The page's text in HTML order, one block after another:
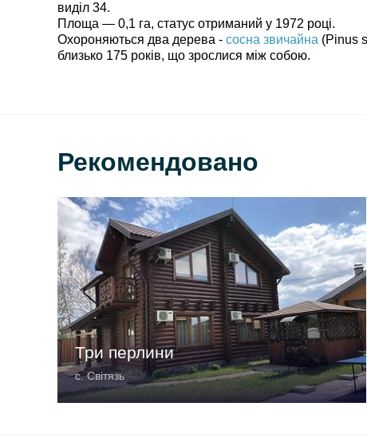
виділ 34.
Площа — 0,1 га, статус отриманий у 1972 році.
Охороняються два дерева - сосна звичайна (Pinus
близько 175 років, що зрослися між собою.
Рекомендовано
Три перлини
с. Світязь